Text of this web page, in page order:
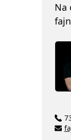
Na